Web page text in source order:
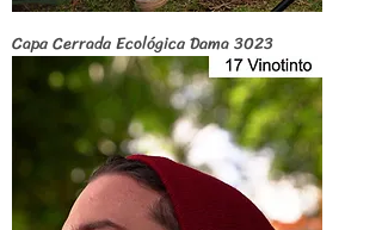
Capa Cerrada Ecológica Dama 3023